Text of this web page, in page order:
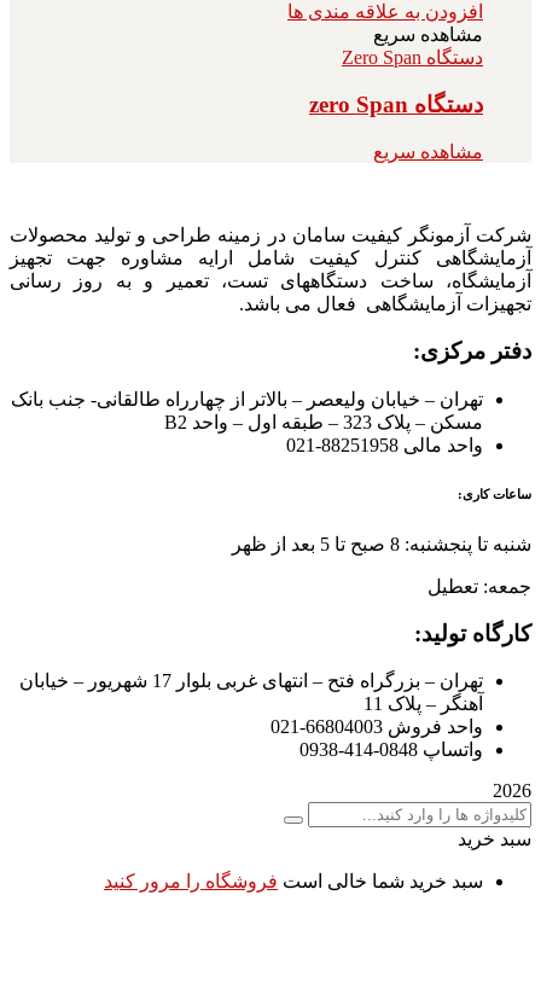
افزودن به علاقه مندی ها
مشاهده سریع
دستگاه Zero Span
دستگاه zero Span
مشاهده سریع
شرکت آزمونگر کیفیت سامان در زمینه طراحی و تولید محصولات
آزمایشگاهی کنترل کیفیت شامل ارایه مشاوره جهت تجهیز
آزمایشگاه، ساخت دستگاههای تست، تعمیر و به روز رسانی
تجهیزات آزمایشگاهی فعال می باشد.
دفتر مرکزی:
تهران – خیابان ولیعصر – بالاتر از چهارراه طالقانی- جنب بانک
مسکن – پلاک 323 – طبقه اول – واحد B2
واحد مالی 88251958-021
ساعات کاری:
شنبه تا پنجشنبه: 8 صبح تا 5 بعد از ظهر
جمعه: تعطیل
کارگاه تولید:
تهران – بزرگراه فتح – انتهای غربی بلوار 17 شهریور – خیابان
آهنگر – پلاک 11
واحد فروش 66804003-021
واتساپ 0848-414-0938
2026
سبد خرید
سبد خرید شما خالی است فروشگاه را مرور کنید